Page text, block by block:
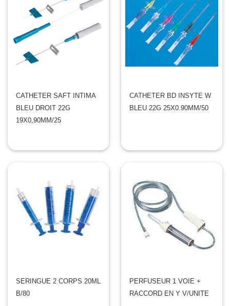
CATHETER SAFT INTIMA
BLEU DROIT 22G
19X0,90MM/25
CATHETER BD INSYTE W
BLEU 22G 25X0.90MM/50
SERINGUE 2 CORPS 20ML
B/80
PERFUSEUR 1 VOIE +
RACCORD EN Y V/UNITE